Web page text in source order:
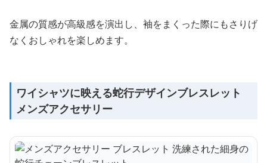
金属の質感が高級感を演出し、袖をまくった際にもさりげ
なくおしゃれを楽しめます。
ワイシャツに映える蛇行デザインブレスレット
メンズアクセサリー